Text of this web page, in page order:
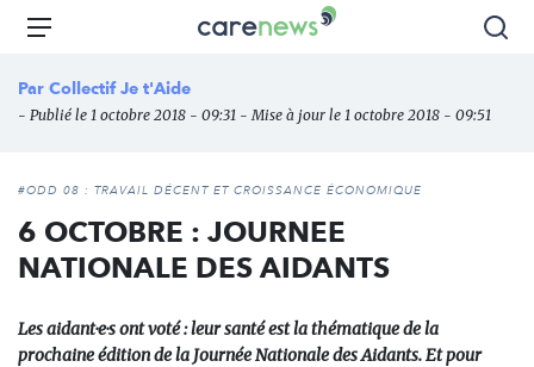
Aller
principal
Carenews,
des
l'engagement
Menu
Par Collectif Je t'Aide
- Publié le 1 octobre 2018 - 09:31 - Mise à jour le 1 octobre 2018 - 09:51
#ODD 08 : TRAVAIL DÉCENT ET CROISSANCE ÉCONOMIQUE
6 OCTOBRE : JOURNEE
NATIONALE DES AIDANTS
Les aidant​·e·​s ont voté​ : leur santé est la thématique de la
prochaine édition de la Journée Nationale des Aidants. Et pour